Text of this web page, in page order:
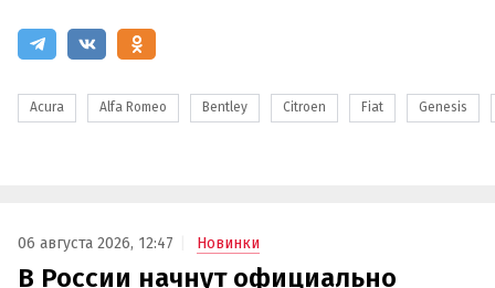
Acura Alfa Romeo Bentley Citroen Fiat Genesis
06 августа 2026, 12:47 Новинки
В России начнут официально